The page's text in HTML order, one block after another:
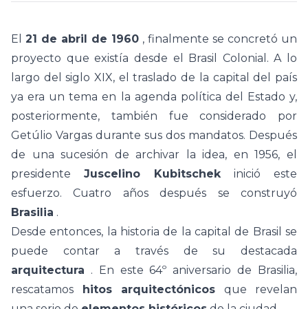
El 21 de abril de 1960 , finalmente se concretó un
proyecto que existía desde el Brasil Colonial. A lo
largo del siglo XIX, el traslado de la capital del país
ya era un tema en la agenda política del Estado y,
posteriormente, también fue considerado por
Getúlio Vargas durante sus dos mandatos. Después
de una sucesión de archivar la idea, en 1956, el
presidente Juscelino Kubitschekinició este
esfuerzo. Cuatro años después
se construyó
Brasilia .
Desde entonces, la historia de la capital de Brasil se
puede contar a través de su destacada
arquitectura . En este 64º aniversario de Brasilia,
rescatamos hitos arquitectónicos que revelan